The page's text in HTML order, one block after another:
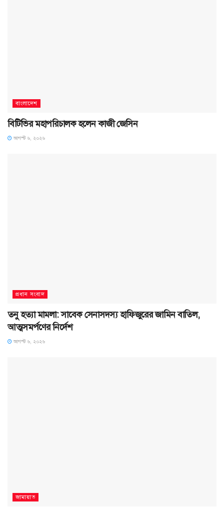
বাংলাদেশ
বিটিভির মহাপরিচালক হলেন কাজী জেসিন
আগস্ট ৬, ২০২৬
প্রধান সংবাদ
তনু হত্যা মামলা: সাবেক সেনাসদস্য হাফিজুরের জামিন বাতিল,
আত্মসমর্পণের নির্দেশ
আগস্ট ৬, ২০২৬
জামায়াত